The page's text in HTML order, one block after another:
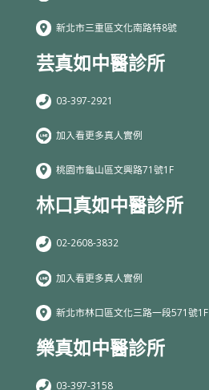
新北市三重區文化南路特8號
芸真如中醫診所
03-397-2921
加入看更多真人實例
桃園市龜山區文興路71號1F
林口真如中醫診所
02-2608-3832
加入看更多真人實例
新北市林口區文化三路一段571號1F
樂真如中醫診所
03-397-3158